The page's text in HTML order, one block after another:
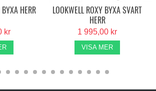
HERR
kr
LOOKWELL ROXY BYXA SVART
HERR
1 995,00 kr
VISA MER